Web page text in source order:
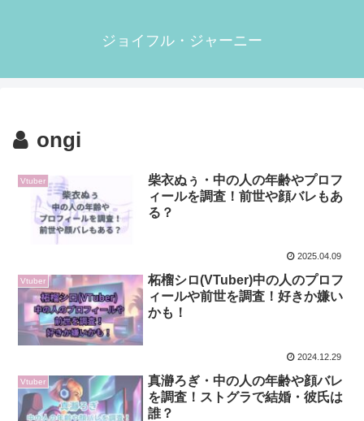
ジョイフル・ジャーニー
ongi
Vtuber
柴衣ぬぅ・中の人の年齢やプロフ
ィールを調査！前世や顔バレもあ
る？
2025.04.09
Vtuber
柘榴シロ(VTuber)中の人のプロフ
ィールや前世を調査！好きか嫌い
かも！
2024.12.29
Vtuber
真瀞ろぎ・中の人の年齢や顔バレ
を調査！ストグラで結婚・彼氏は
誰？